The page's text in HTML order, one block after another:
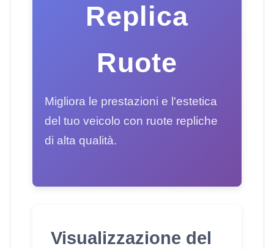
Replica
Ruote
Migliora le prestazioni e l'estetica
del tuo veicolo con ruote repliche
di alta qualità.
Visualizzazione del